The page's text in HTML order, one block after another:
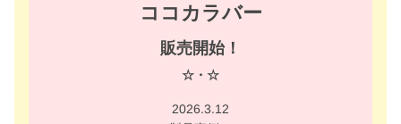
ココカラバー
販売開始！
☆・☆
2026.3.12